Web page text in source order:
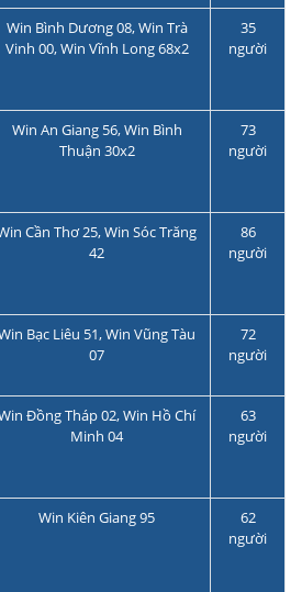
Win Bình Dương 08, Win Trà
Vinh 00, Win Vĩnh Long 68x2
35
người
Win An Giang 56, Win Bình
Thuận 30x2
73
người
Cần Thơ 25, Win Sóc Trăng
42
86
người
Bạc Liêu 51, Win Vũng Tàu
07
72
người
Đồng Tháp 02, Win Hồ Chí
Minh 04
63
người
Win Kiên Giang 95
62
người